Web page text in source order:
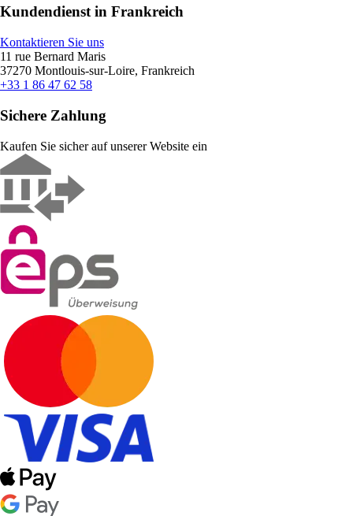
Kundendienst in Frankreich
Kontaktieren Sie uns
11 rue Bernard Maris
37270 Montlouis-sur-Loire, Frankreich
+33 1 86 47 62 58
Sichere Zahlung
Kaufen Sie sicher auf unserer Website ein